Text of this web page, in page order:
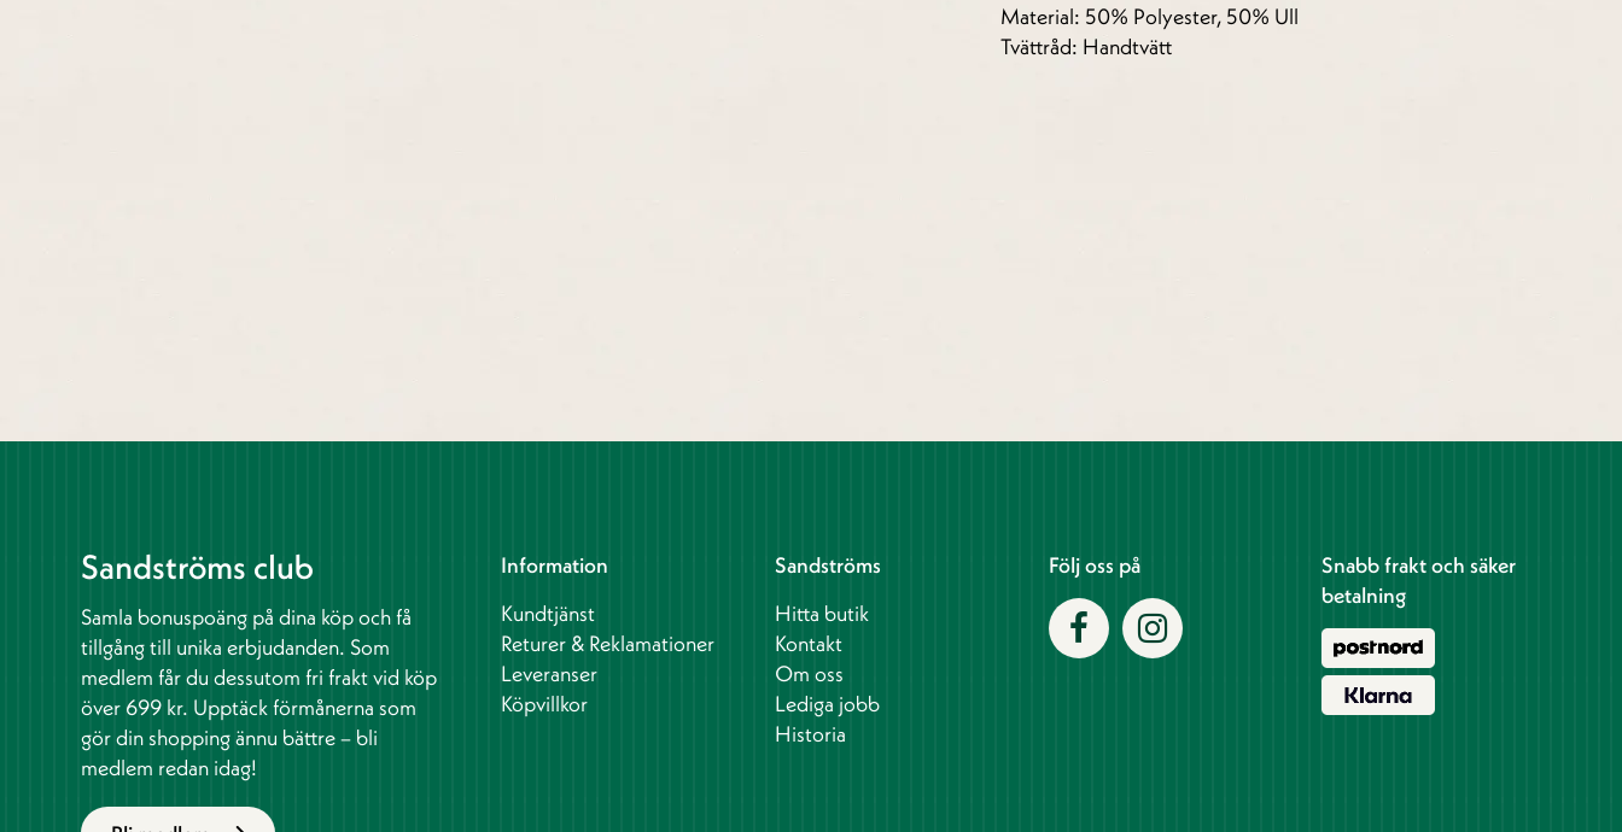
Material: 50% Polyester, 50% Ull
Tvättråd: Handtvätt
Sandströms club
Samla bonuspoäng på dina köp och få
tillgång till unika erbjudanden. Som
medlem får du dessutom fri frakt vid köp
över 699 kr. Upptäck förmånerna som
gör din shopping ännu bättre – bli
medlem redan idag!
Information
Kundtjänst
Returer & Reklamationer
Leveranser
Köpvillkor
Sandströms
Hitta butik
Kontakt
Om oss
Lediga jobb
Historia
Följ oss på
Snabb frakt och säker
betalning